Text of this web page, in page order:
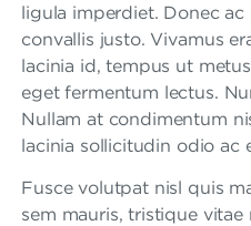
ligula imperdiet. Donec ac
convallis justo. Vivamus
lacinia id, tempus ut
eget fermentum lectus.
Nullam at condimentum
lacinia sollicitudin odio ac
Fusce volutpat nisl quis
sem mauris, tristique